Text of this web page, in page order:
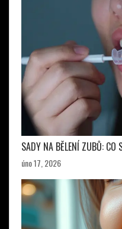
SADY NA BĚLENÍ ZUBŮ: CO
úno 17, 2026